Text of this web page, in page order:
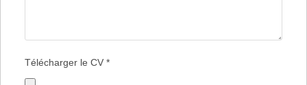
Télécharger le CV *